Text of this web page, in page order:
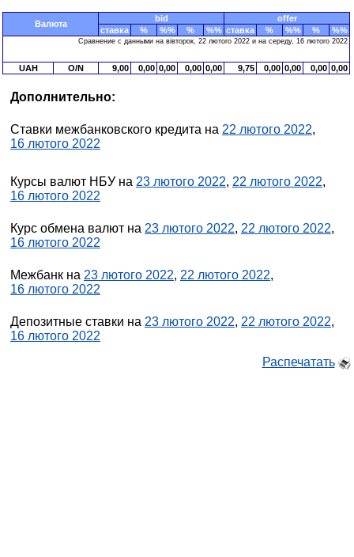
Валюта
bid
offer
ставка
% %% % %% ставка % %% % %%
Сравнение с данными на вівторок, 22 лютого 2022 и на середу, 16 лютого 2022
UAH O/N 9,00 0,00 0,00 0,00 0,00 9,75 0,00 0,00 0,00 0,00
Дополнительно:
Ставки межбанковского кредита на 22 лютого 2022,
16 лютого 2022
Курсы валют НБУ на 23 лютого 2022, 22 лютого 2022,
16 лютого 2022
Курс обмена валют на 23 лютого 2022, 22 лютого 2022,
16 лютого 2022
Межбанк на 23 лютого 2022, 22 лютого 2022,
16 лютого 2022
Депозитные ставки на 23 лютого 2022, 22 лютого 2022,
16 лютого 2022
Распечатать